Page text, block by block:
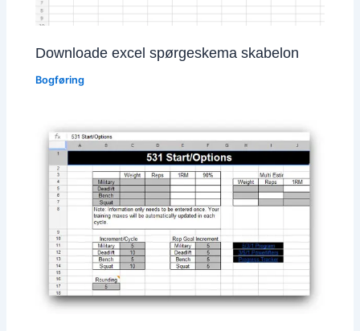
Downloade excel spørgeskema skabelon
Bogføring